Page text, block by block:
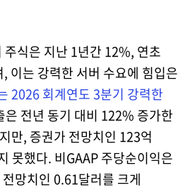
주식은 지난 1년간 12%, 연초
이는 강력한 서버 수요에 힘입은
2026 회계연도 3분기 강력한
은 전년 동기 대비 122% 증가한
만, 증권가 전망치인 123억
못했다. 비GAAP 주당순이익은
망치인 0.61달러를 크게